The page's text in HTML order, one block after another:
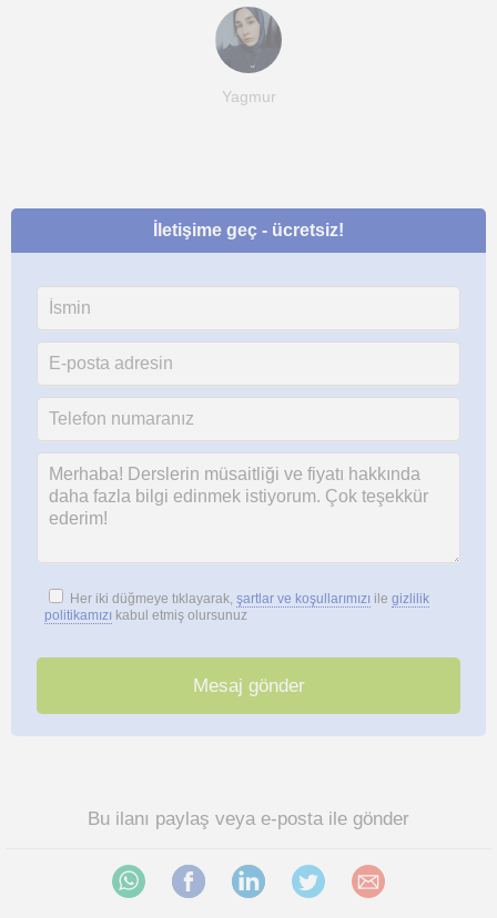
Yagmur
İletişime geç - ücretsiz!
Her iki düğmeye tıklayarak, şartlar ve koşullarımızı ile gizlilik
politikamızı kabul etmiş olursunuz
Bu ilanı paylaş veya e-posta ile gönder